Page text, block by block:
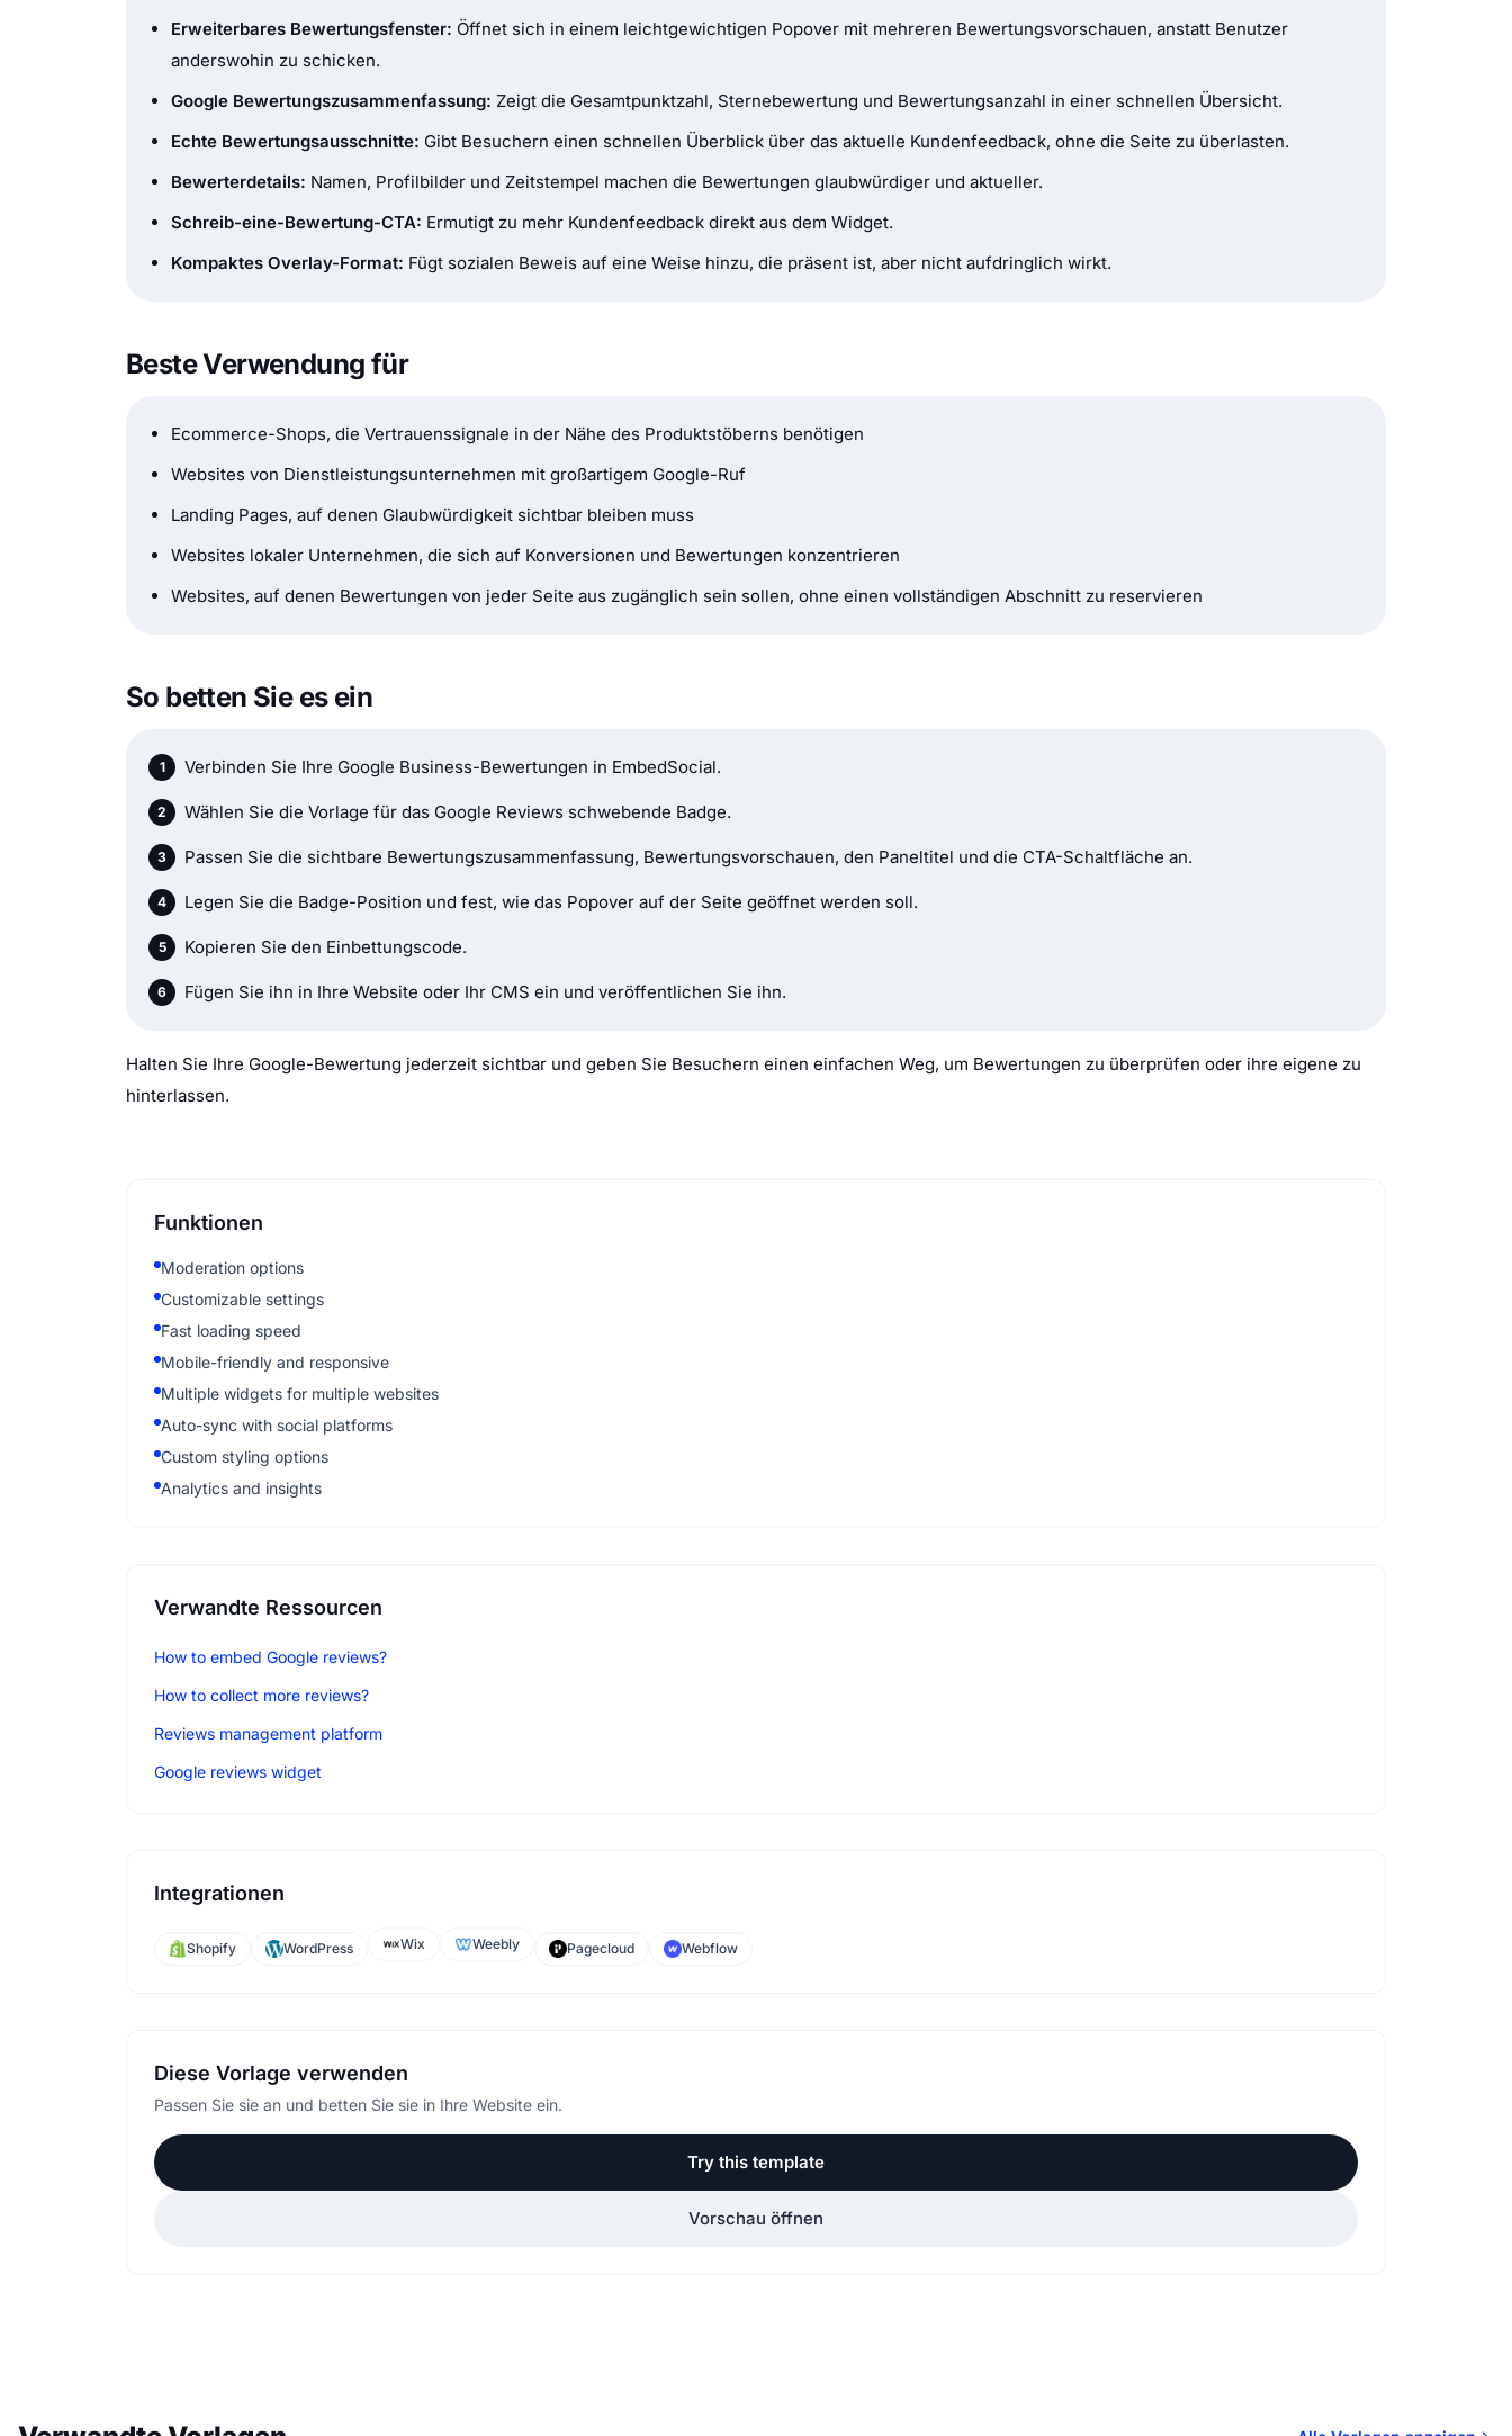
Erweiterbares Bewertungsfenster: Öffnet sich in einem leichtgewichtigen Popover mit mehreren Bewertungsvorschauen, anstatt Benutzer
anderswohin zu schicken.
Google Bewertungszusammenfassung: Zeigt die Gesamtpunktzahl, Sternebewertung und Bewertungsanzahl in einer schnellen Übersicht.
Echte Bewertungsausschnitte: Gibt Besuchern einen schnellen Überblick über das aktuelle Kundenfeedback, ohne die Seite zu überlasten.
Bewerterdetails: Namen, Profilbilder und Zeitstempel machen die Bewertungen glaubwürdiger und aktueller.
Schreib-eine-Bewertung-CTA: Ermutigt zu mehr Kundenfeedback direkt aus dem Widget.
Kompaktes Overlay-Format: Fügt sozialen Beweis auf eine Weise hinzu, die präsent ist, aber nicht aufdringlich wirkt.
Beste Verwendung für
Ecommerce-Shops, die Vertrauenssignale in der Nähe des Produktstöberns benötigen
Websites von Dienstleistungsunternehmen mit großartigem Google-Ruf
Landing Pages, auf denen Glaubwürdigkeit sichtbar bleiben muss
Websites lokaler Unternehmen, die sich auf Konversionen und Bewertungen konzentrieren
Websites, auf denen Bewertungen von jeder Seite aus zugänglich sein sollen, ohne einen vollständigen Abschnitt zu reservieren
So betten Sie es ein
Verbinden Sie Ihre Google Business-Bewertungen in EmbedSocial.
Wählen Sie die Vorlage für das Google Reviews schwebende Badge.
Passen Sie die sichtbare Bewertungszusammenfassung, Bewertungsvorschauen, den Paneltitel und die CTA-Schaltfläche an.
Legen Sie die Badge-Position und fest, wie das Popover auf der Seite geöffnet werden soll.
Kopieren Sie den Einbettungscode.
Fügen Sie ihn in Ihre Website oder Ihr CMS ein und veröffentlichen Sie ihn.
Halten Sie Ihre Google-Bewertung jederzeit sichtbar und geben Sie Besuchern einen einfachen Weg, um Bewertungen zu überprüfen oder ihre eigene zu
hinterlassen.
Funktionen
Moderation options
Customizable settings
Fast loading speed
Mobile-friendly and responsive
Multiple widgets for multiple websites
Auto-sync with social platforms
Custom styling options
Analytics and insights
Verwandte Ressourcen
How to embed Google reviews?
How to collect more reviews?
Reviews management platform
Google reviews widget
Integrationen
Shopify WordPress Wix Weebly Pagecloud Webflow
Diese Vorlage verwenden
Passen Sie sie an und betten Sie sie in Ihre Website ein.
Try this template
Vorschau öffnen